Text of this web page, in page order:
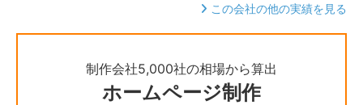
この会社の他の実績を見る
制作会社5,000社の相場から算出
ホームページ制作